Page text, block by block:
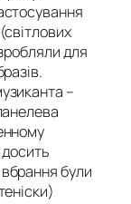
для
–
були